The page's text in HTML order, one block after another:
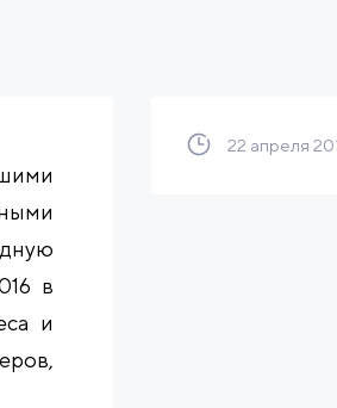
в
и
22 апреля